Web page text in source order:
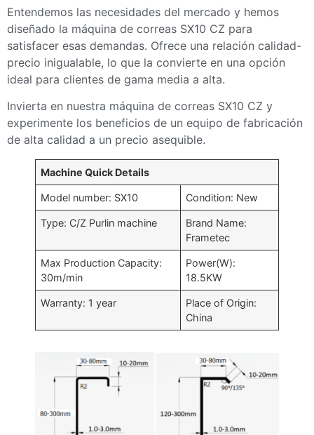
Entendemos las necesidades del mercado y hemos
diseñado la máquina de correas SX10 CZ para
satisfacer esas demandas. Ofrece una relación calidad-
precio inigualable, lo que la convierte en una opción
ideal para clientes de gama media a alta.
Invierta en nuestra máquina de correas SX10 CZ y
experimente los beneficios de un equipo de fabricación
de alta calidad a un precio asequible.
Machine Quick Details
Model number: SX10 Condition: New
Type: C/Z Purlin machine
Brand Name:
Frametec
Max Production Capacity:
30m/min
Power(W):
18.5KW
Warranty: 1 year
Place of Origin:
China